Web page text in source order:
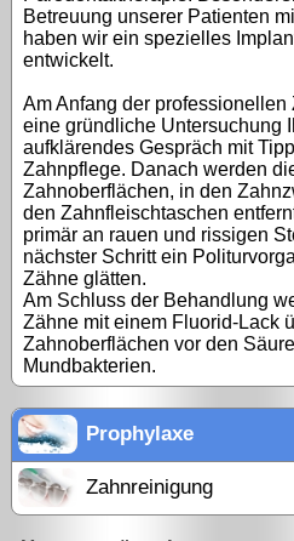
Betreuung unserer Patienten
haben wir ein spezielles
entwickelt.
Am Anfang der
eine gründliche Untersuchung
aufklärendes Gespräch mit
Zahnpflege. Danach werden
Zahnoberflächen, in den
den Zahnfleischtaschen
primär an rauen und rissigen
nächster Schritt ein
Zähne glätten.
Am Schluss der Behandlung
Zähne mit einem Fluorid-Lack
Zahnoberflächen vor den
Mundbakterien.
Prophylaxe
Zahnreinigung